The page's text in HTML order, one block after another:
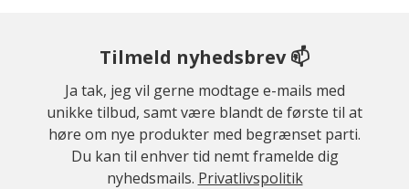
Tilmeld nyhedsbrev 📫
Ja tak, jeg vil gerne modtage e-mails med
unikke tilbud, samt være blandt de første til at
høre om nye produkter med begrænset parti.
Du kan til enhver tid nemt framelde dig
nyhedsmails. Privatlivspolitik